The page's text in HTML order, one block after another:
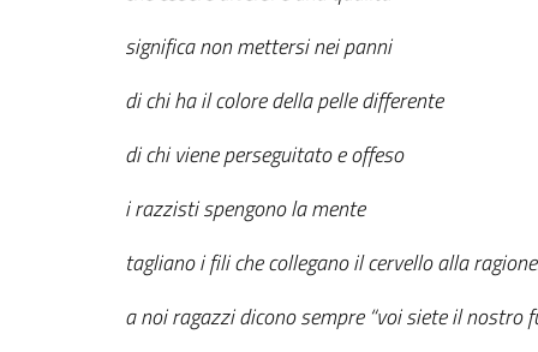
significa non mettersi nei panni
di chi ha il colore della pelle differente
di chi viene perseguitato e offeso
i razzisti spengono la mente
tagliano i fili che collegano il cervello alla
a noi ragazzi dicono sempre “voi siete il nostro